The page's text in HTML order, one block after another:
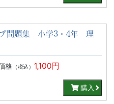
プ問題集 小学3・4年 理
格（税込） 1,100円
購入